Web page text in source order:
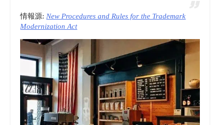
情報源:New Procedures and Rules for the Trademark
Modernization Act